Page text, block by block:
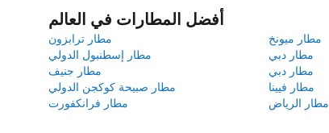
أفضل المطارات في العالم
مطار ترابزون
مطار ميونخ
مطار إسطنبول الدولي
مطار دبي
مطار جنيف
مطار دبي
مطار صبيحة كوكجن الدولي
مطار فيينا
مطار فرانكفورت
مطار الرياض